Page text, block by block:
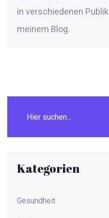
in verschiedenen
meinem Blog.
Kategorien
Gesundheit